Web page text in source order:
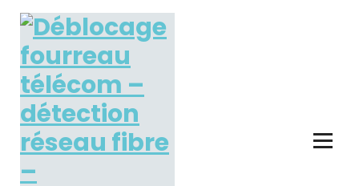
Skip
content